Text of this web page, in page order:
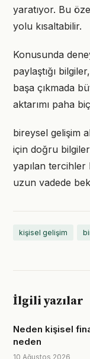
yaratıyor. Bu
yolu kısaltabilir.
Konusunda
paylaştığı
başa çıkmada
aktarımı paha
bireysel gelişim
için doğru
yapılan tercihler
uzun vadede
kişisel gelişim
İlgili yazılar
Neden kişisel
neden
10 Ağustos 2026